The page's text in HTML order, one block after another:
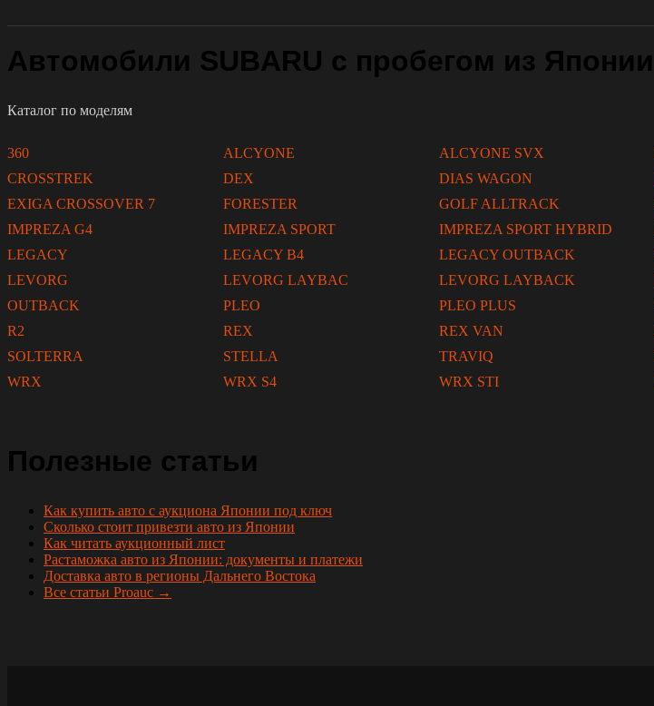
Автомобили SUBARU с пробегом из Японии
Каталог по моделям
360 ALCYONE ALCYONE SVX
CROSSTREK
DEX DIAS WAGON
EXIGA CROSSOVER 7
FORESTER GOLF ALLTRACK
IMPREZA G4
IMPREZA SPORT IMPREZA SPORT HYBRID
LEGACY
LEGACY B4 LEGACY OUTBACK
LEVORG
LEVORG LAYBAC LEVORG LAYBACK
OUTBACK
PLEO PLEO PLUS
R2
REX REX VAN
SOLTERRA
STELLA TRAVIQ
WRX
WRX S4 WRX STI
Полезные статьи
Как купить авто с аукциона Японии под ключ
Сколько стоит привезти авто из Японии
Как читать аукционный лист
Растаможка авто из Японии: документы и платежи
Доставка авто в регионы Дальнего Востока
Все статьи Proauc →